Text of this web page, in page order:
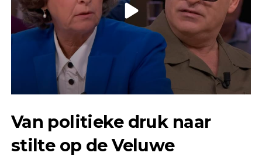
Van politieke druk naar
stilte op de Veluwe